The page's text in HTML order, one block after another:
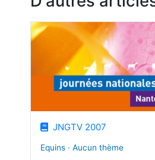
JNGTV 2007
Equins · Aucun thème